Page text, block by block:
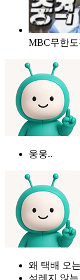
MBC무한도
웅웅..
왜 택배 오
설레지 않